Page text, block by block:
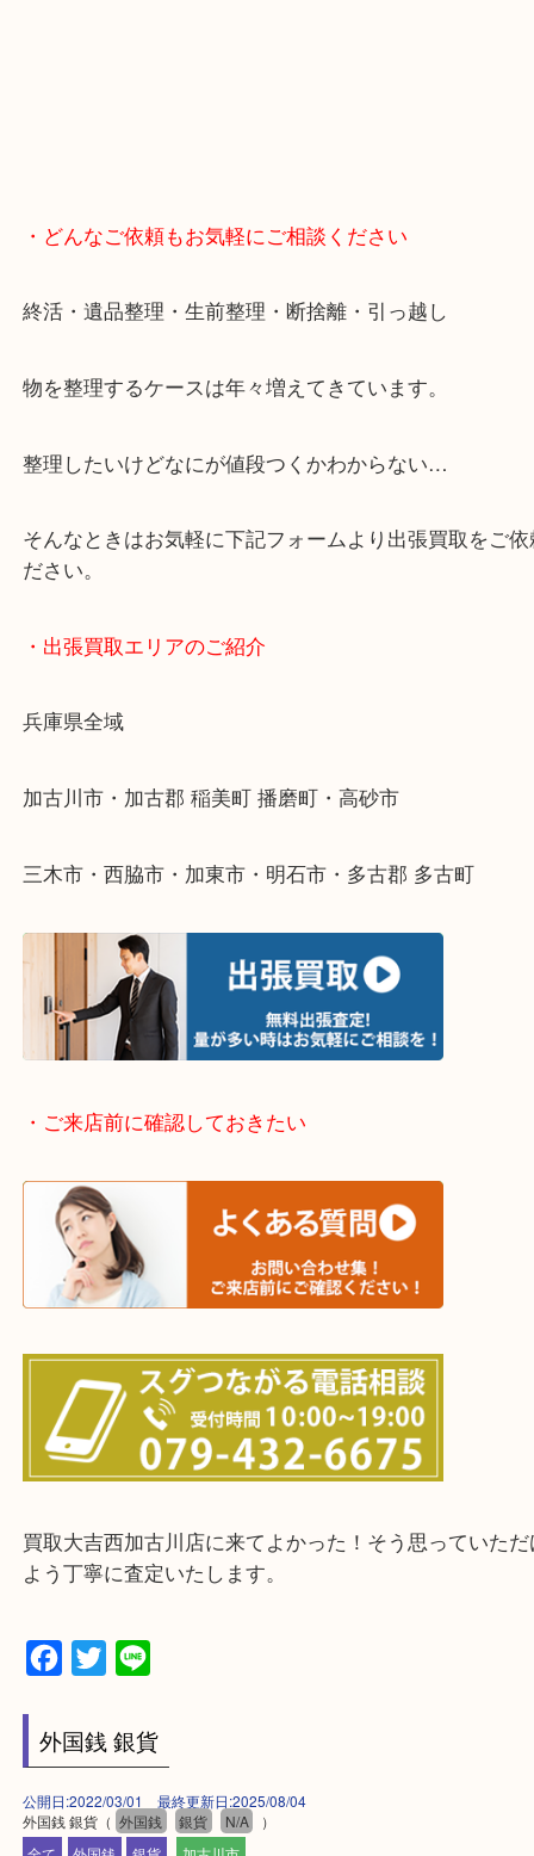
・どんなご依頼もお気軽にご相談ください
そんなときはお気軽に下記フォームより出張買取を
ださい。
・出張買取エリアのご紹介
兵庫県全域
加古川市・加古郡 稲美町 播磨町・高砂市
三木市・西脇市・加東市・明石市・多古郡 多古町
・ご来店前に確認しておきたい